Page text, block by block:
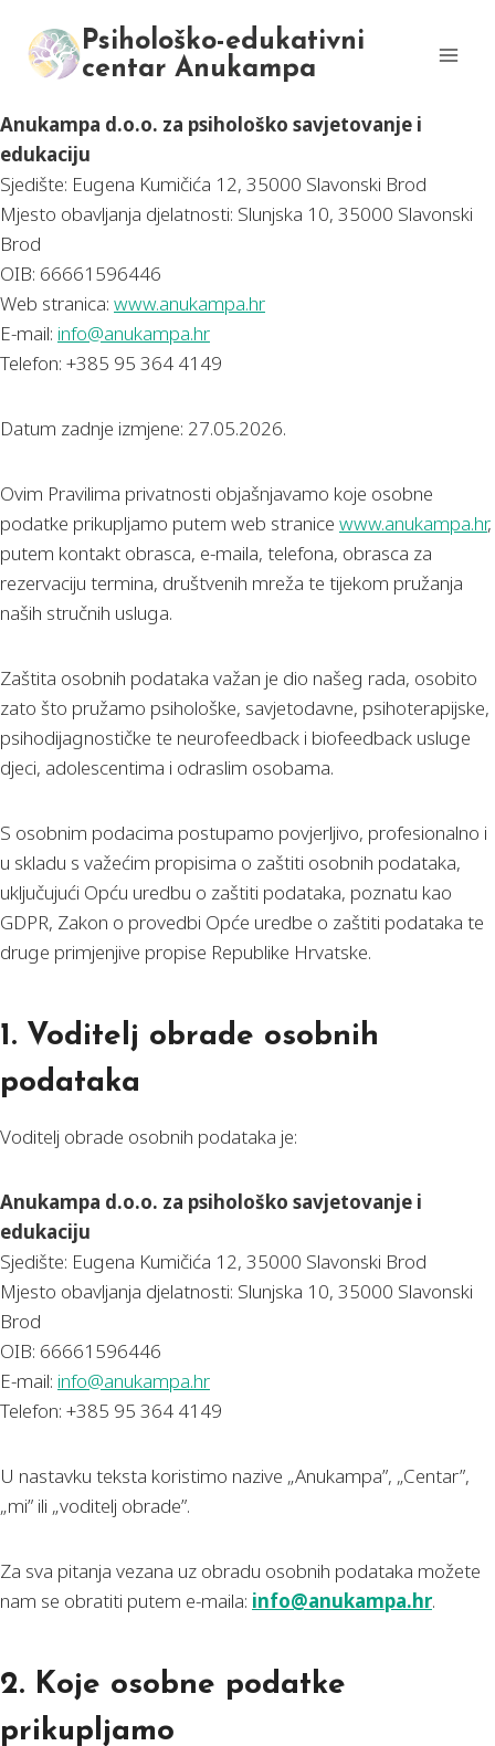
content
Psihološko-edukativni
centar Anukampa
Anukampa d.o.o. za psihološko savjetovanje i
edukaciju
Sjedište: Eugena Kumičića 12, 35000 Slavonski Brod
Mjesto obavljanja djelatnosti: Slunjska 10, 35000 Slavonski
Brod
OIB: 66661596446
Web stranica: www.anukampa.hr
E-mail: info@anukampa.hr
Telefon: +385 95 364 4149
Datum zadnje izmjene: 27.05.2026.
Ovim Pravilima privatnosti objašnjavamo koje osobne
podatke prikupljamo putem web stranice www.anukampa.hr,
putem kontakt obrasca, e-maila, telefona, obrasca za
rezervaciju termina, društvenih mreža te tijekom pružanja
naših stručnih usluga.
Zaštita osobnih podataka važan je dio našeg rada, osobito
zato što pružamo psihološke, savjetodavne, psihoterapijske,
psihodijagnostičke te neurofeedback i biofeedback usluge
djeci, adolescentima i odraslim osobama.
S osobnim podacima postupamo povjerljivo, profesionalno i
u skladu s važećim propisima o zaštiti osobnih podataka,
uključujući Opću uredbu o zaštiti podataka, poznatu kao
GDPR, Zakon o provedbi Opće uredbe o zaštiti podataka te
druge primjenjive propise Republike Hrvatske.
1. Voditelj obrade osobnih
podataka
Voditelj obrade osobnih podataka je:
Anukampa d.o.o. za psihološko savjetovanje i
edukaciju
Sjedište: Eugena Kumičića 12, 35000 Slavonski Brod
Mjesto obavljanja djelatnosti: Slunjska 10, 35000 Slavonski
Brod
OIB: 66661596446
E-mail: info@anukampa.hr
Telefon: +385 95 364 4149
U nastavku teksta koristimo nazive „Anukampa”, „Centar”,
„mi” ili „voditelj obrade”.
Za sva pitanja vezana uz obradu osobnih podataka možete
nam se obratiti putem e-maila: info@anukampa.hr.
2. Koje osobne podatke
prikupljamo